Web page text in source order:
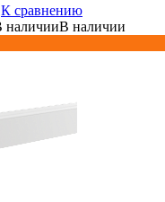
К сравнению
В наличии